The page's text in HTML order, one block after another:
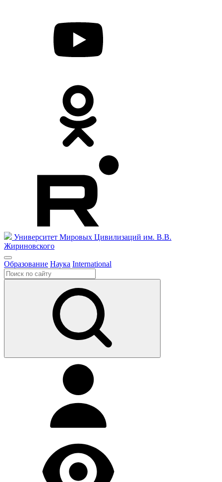
Университет Мировых Цивилизаций им. В.В.
Жириновского
Образование Наука International